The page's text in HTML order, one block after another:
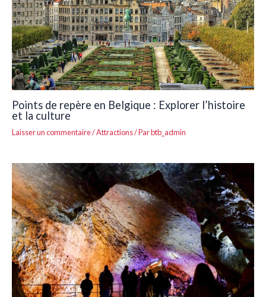
Points de repère en Belgique : Explorer l’histoire
et la culture
Laisser un commentaire/Attractions/ Parbtb_admin